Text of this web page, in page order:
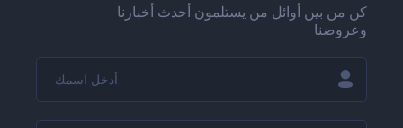
كن من بين أوائل من يستلمون أحدث أخبارنا
وعروضنا